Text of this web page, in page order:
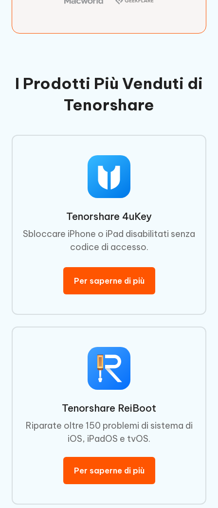
I Prodotti Più Venduti di
Tenorshare
Tenorshare 4uKey
Sbloccare iPhone o iPad disabilitati senza
codice di accesso.
Per saperne di più
Tenorshare ReiBoot
Riparate oltre 150 problemi di sistema di
iOS, iPadOS e tvOS.
Per saperne di più